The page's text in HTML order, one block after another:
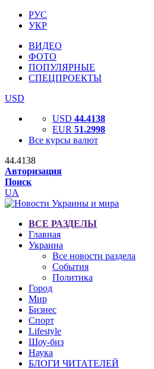
РУС
УКР
ВИДЕО
ФОТО
ПОПУЛЯРНЫЕ
СПЕЦПРОЕКТЫ
USD
USD 44.4138
EUR 51.2998
Все курсы валют
44.4138
Авторизация
Поиск
UA
ВСЕ РАЗДЕЛЫ
Главная
Украина
Все новости раздела
События
Политика
Город
Мир
Бизнес
Спорт
Lifestyle
Шоу-биз
Наука
БЛОГИ ЧИТАТЕЛЕЙ